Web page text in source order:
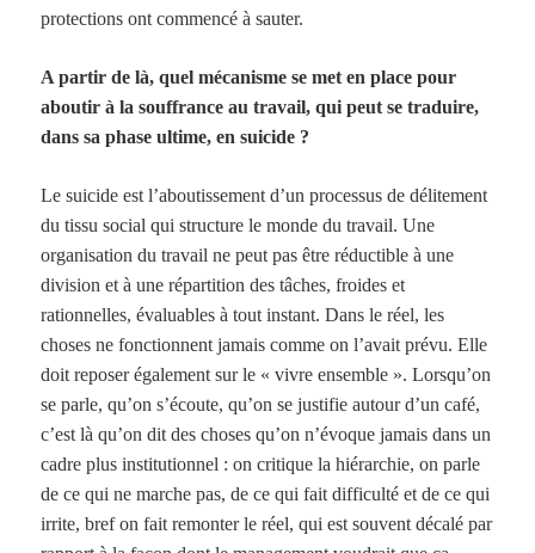
protections ont commencé à sauter.
A partir de là, quel mécanisme se met en place pour
aboutir à la souffrance au travail, qui peut se traduire,
dans sa phase ultime, en suicide ?
Le suicide est l’aboutissement d’un processus de délitement
du tissu social qui structure le monde du travail. Une
organisation du travail ne peut pas être réductible à une
division et à une répartition des tâches, froides et
rationnelles, évaluables à tout instant. Dans le réel, les
choses ne fonctionnent jamais comme on l’avait prévu. Elle
doit reposer également sur le « vivre ensemble ». Lorsqu’on
se parle, qu’on s’écoute, qu’on se justifie autour d’un café,
c’est là qu’on dit des choses qu’on n’évoque jamais dans un
cadre plus institutionnel : on critique la hiérarchie, on parle
de ce qui ne marche pas, de ce qui fait difficulté et de ce qui
irrite, bref on fait remonter le réel, qui est souvent décalé par